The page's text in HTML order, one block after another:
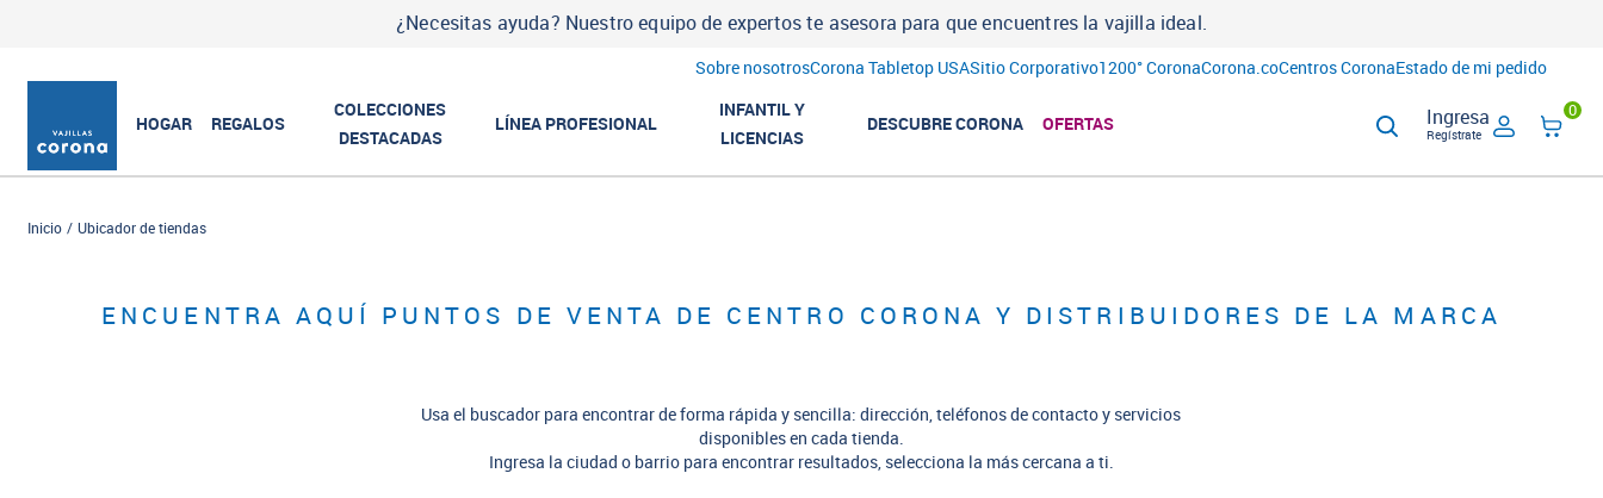
¿Necesitas ayuda? Nuestro equipo de expertos te asesora para que encuentres la vajilla ideal.
Sobre nosotrosCorona Tabletop USASitio Corporativo1200° CoronaCorona.coCentros CoronaEstado de mi pedido
HOGAR REGALOS
COLECCIONES
DESTACADAS
LÍNEA PROFESIONAL
INFANTIL Y
LICENCIAS
DESCUBRE CORONA OFERTAS Ingresa
Regístrate
0
Inicio Ubicador de tiendas
ENCUENTRA AQUÍ PUNTOS DE VENTA DE CENTRO CORONA Y DISTRIBUIDORES DE LA MARCA
Usa el buscador para encontrar de forma rápida y sencilla: dirección, teléfonos de contacto y servicios
disponibles en cada tienda.
Ingresa la ciudad o barrio para encontrar resultados, selecciona la más cercana a ti.